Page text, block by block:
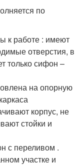
по
к работе : имеют
отверстия, в
только сифон –
на опорную
корпус, не
стойки и
с переливом .
участке и